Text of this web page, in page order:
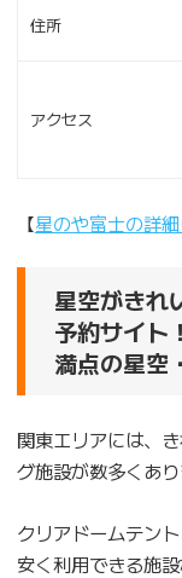
住所
アクセス
【星のや富士の詳
星空がきれ
予約サイト
満点の星空
関東エリアには、
グ施設が数多くあり
クリアドームテン
安く利用できる施